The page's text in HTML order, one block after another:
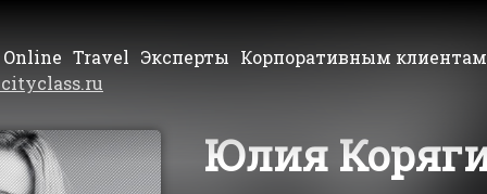
Online Travel Эксперты Корпоративным клиентам
Юлия